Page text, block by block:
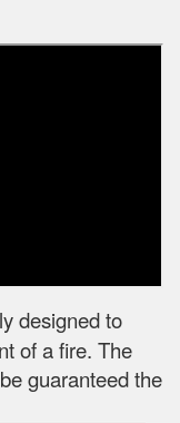
designed to
of a fire. The
guaranteed the